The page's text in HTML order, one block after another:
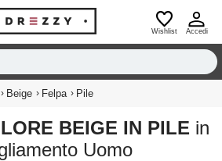
Wishlist Accedi
› Beige › Felpa › Pile
BEIGE IN PILE in
Uomo